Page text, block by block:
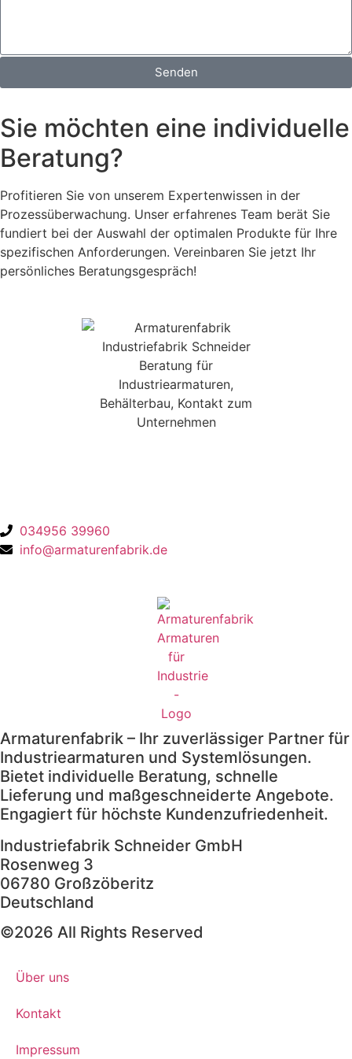
Senden
Sie möchten eine individuelle
Beratung?
Profitieren Sie von unserem Expertenwissen in der
Prozessüberwachung. Unser erfahrenes Team berät Sie
fundiert bei der Auswahl der optimalen Produkte für Ihre
spezifischen Anforderungen. Vereinbaren Sie jetzt Ihr
persönliches Beratungsgespräch!
034956 39960
info@armaturenfabrik.de
Armaturenfabrik – Ihr zuverlässiger Partner für
Industriearmaturen und Systemlösungen.
Bietet individuelle Beratung, schnelle
Lieferung und maßgeschneiderte Angebote.
Engagiert für höchste Kundenzufriedenheit.
Industriefabrik Schneider GmbH
Rosenweg 3
06780 Großzöberitz
Deutschland
©2026 All Rights Reserved
Über uns
Kontakt
Impressum